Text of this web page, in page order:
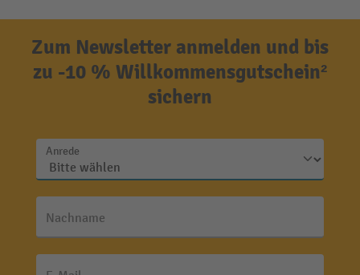
Zum Newsletter anmelden und bis
zu -10 % Willkommensgutschein²
sichern
Anrede
Nachname